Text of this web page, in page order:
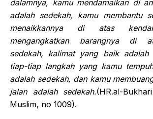
dalamnya, kamu mendamaikan di
adalah sedekah, kamu membantu
menaikkannya di atas
mengangkatkan barangnya di
sedekah, kalimat yang baik adalah
tiap-tiap langkah yang kamu
adalah sedekah, dan kamu
jalan adalah sedekah.(HR.al-
Muslim, no 1009).